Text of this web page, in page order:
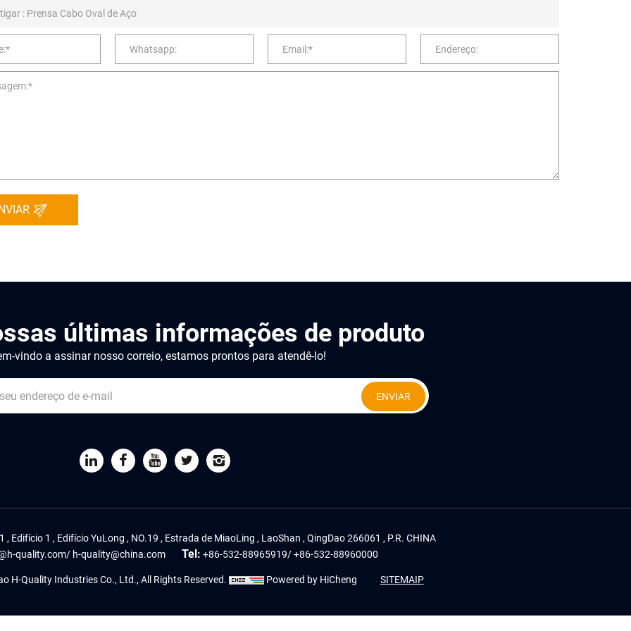
últimas informações de produto
vindo a assinar nosso correio, estamos prontos para atendê-lo!
ENVIAR
, Edifício 1 , Edifício YuLong , NO.19 , Estrada de MiaoLing , LaoShan , QingDao 266061 , P.R. CHINA
quality.com/ h-quality@china.com Tel: +86-532-88965919/+86-532-88960000
H-Quality Industries Co., Ltd., All Rights Reserved.
Powered by HiCheng SITEMAIP